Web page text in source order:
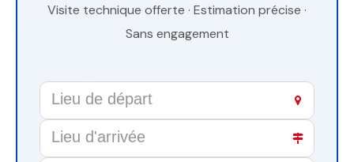
Visite technique offerte · Estimation précise ·
Sans engagement